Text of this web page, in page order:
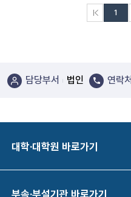
1
담당부서 법인 연락처
대학·대학원 바로가기
부속·부설기관 바로가기